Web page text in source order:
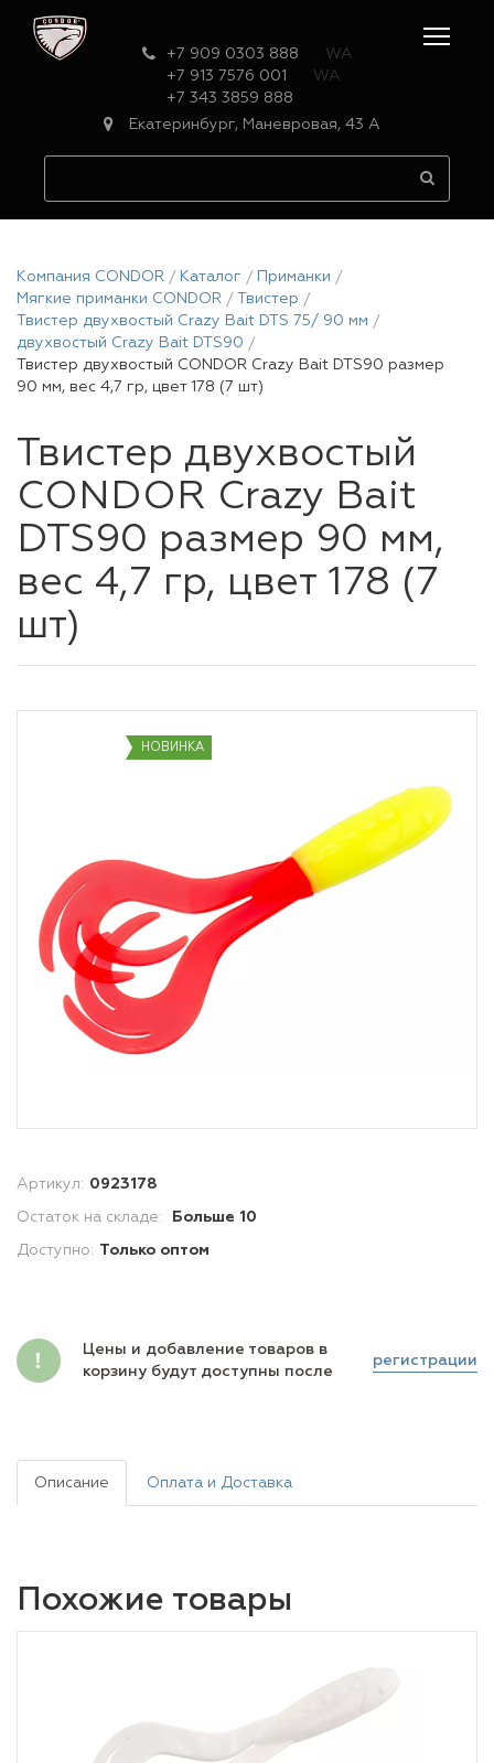
+7 909 0303 888
WA
+7 913 7576 001
WA
+7 343 3859 888
Екатеринбург, Маневровая, 43 А
Компания CONDOR Каталог
Приманки
Мягкие приманки CONDOR
Твистер
Твистер двухвостый Crazy Bait DTS 75/ 90 мм
двухвостый Crazy Bait DTS90
Твистер двухвостый CONDOR Crazy Bait DTS90 размер
90 мм, вес 4,7 гр, цвет 178 (7 шт)
Твистер двухвостый
CONDOR Crazy Bait
DTS90 размер 90 мм,
вес 4,7 гр, цвет 178 (7
шт)
НОВИНКА
Артикул: 0923178
Остаток на складе: Больше 10
Доступно: Только оптом
Цены и добавление товаров в
корзину будут доступны после
регистрации
Описание Оплата и Доставка
Похожие товары